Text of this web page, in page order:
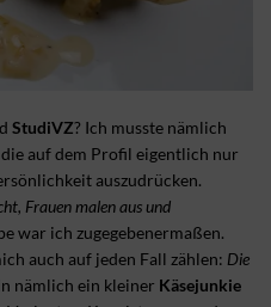
StudiVZ? Ich musste nämlich
auf dem Profil eigentlich nur
auszudrücken.
Frauen malen aus und
war ich zugegebenermaßen.
auch auf jeden Fall zählen: Die
nämlich ein kleiner Käsejunkie